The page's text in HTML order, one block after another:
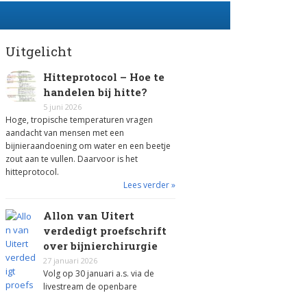
Uitgelicht
Hitteprotocol – Hoe te
handelen bij hitte?
5 juni 2026
Hoge, tropische temperaturen vragen
aandacht van mensen met een
bijnieraandoening om water en een beetje
zout aan te vullen. Daarvoor is het
hitteprotocol.
Lees verder »
Allon van Uitert
verdedigt proefschrift
over bijnierchirurgie
27 januari 2026
Volg op 30 januari a.s. via de
livestream de openbare